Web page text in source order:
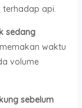
api.
sedang
waktu
volume
sebelum